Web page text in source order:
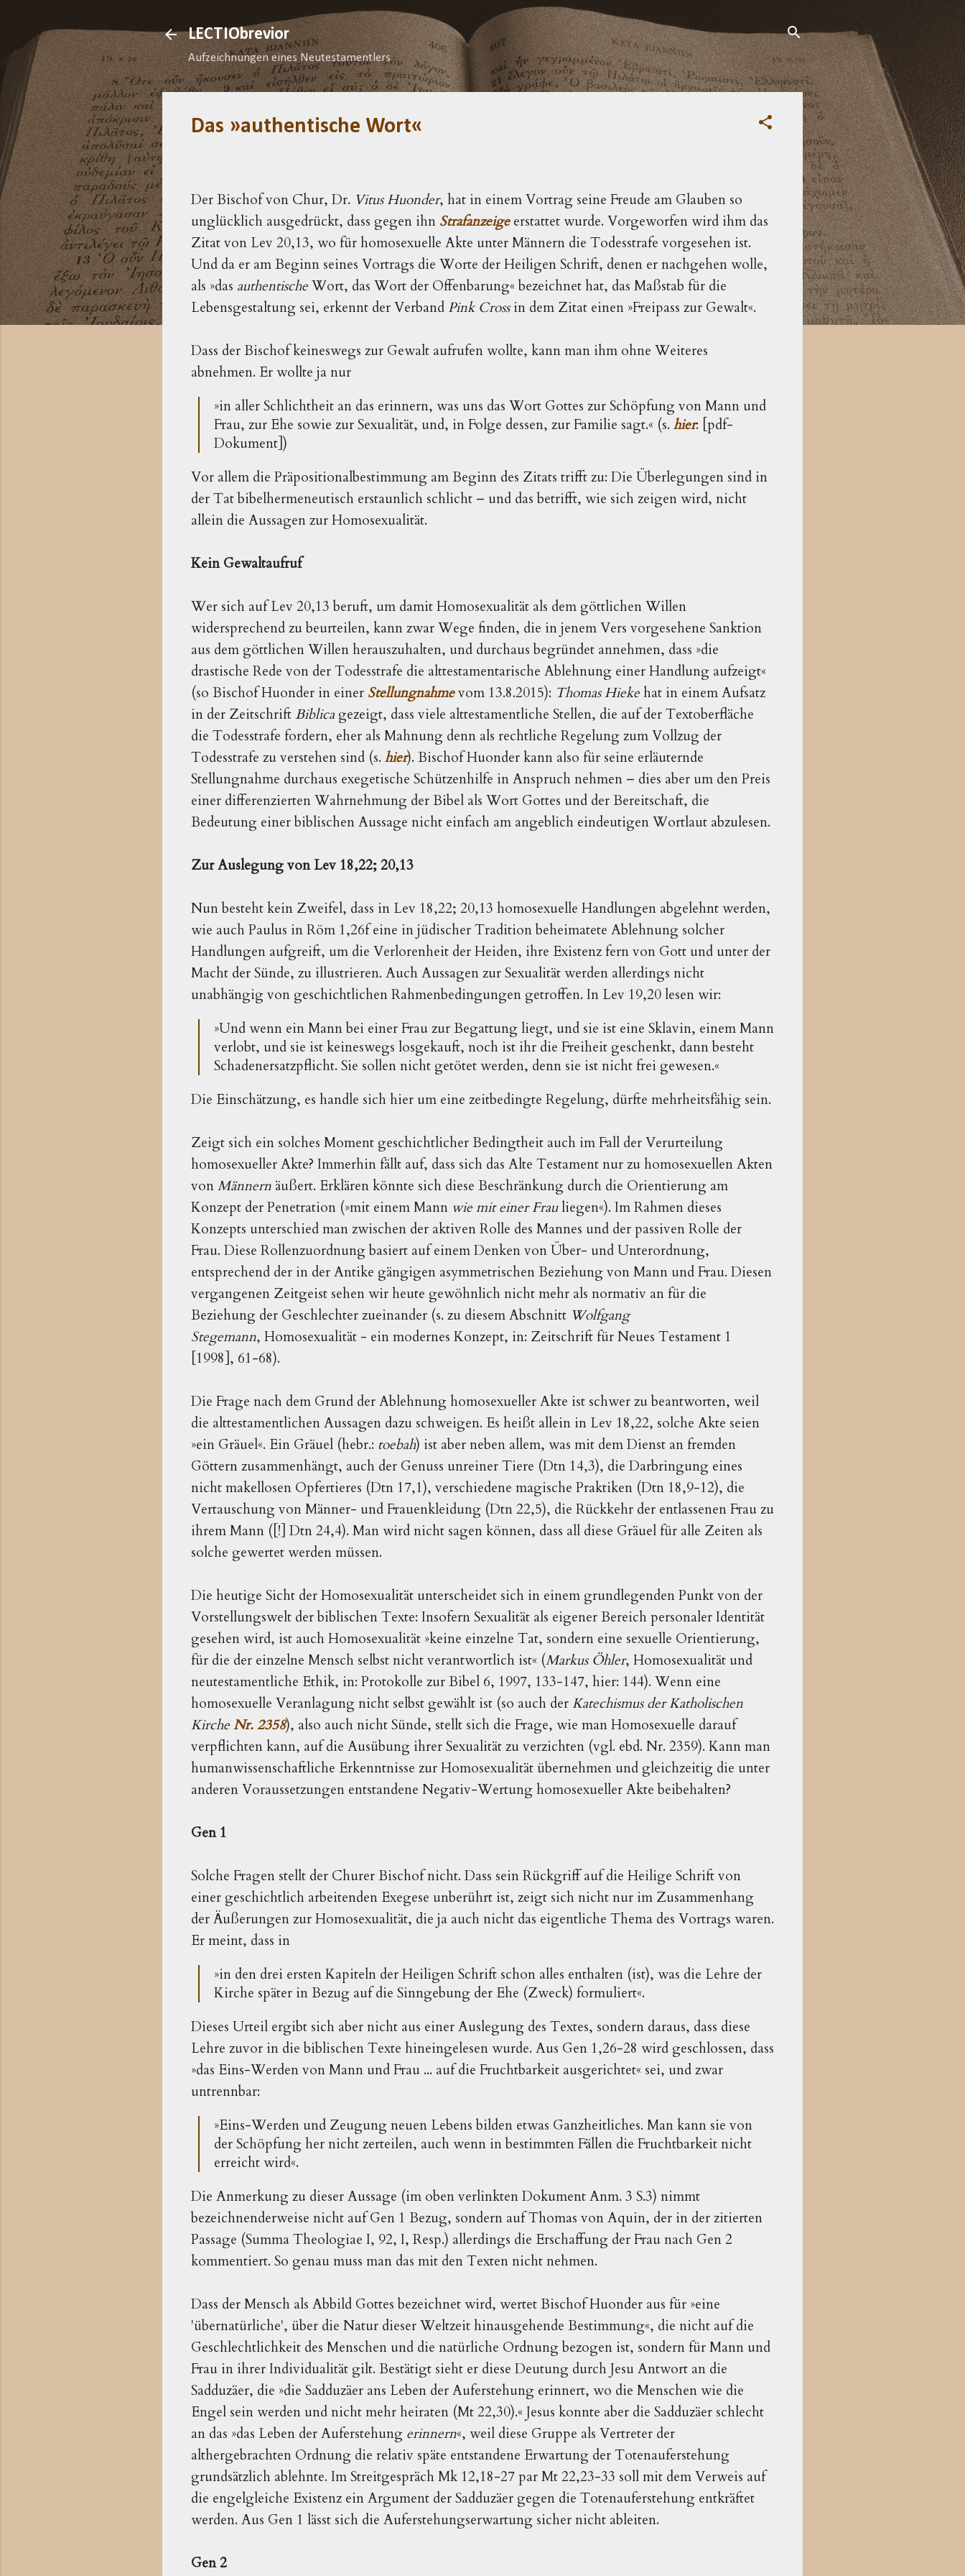
Direkt zum Hauptbereich
LECTIObrevior
Aufzeichnungen eines Neutestamentlers
Das »authentische Wort«
Der Bischof von Chur, Dr. Vitus Huonder, hat in einem Vortrag seine Freude am Glauben so
unglücklich ausgedrückt, dass gegen ihn Strafanzeigeerstattet wurde. Vorgeworfen wird ihm das
Zitat von Lev 20,13, wo für homosexuelle Akte unter Männern die Todesstrafe vorgesehen ist.
Und da er am Beginn seines Vortrags die Worte der Heiligen Schrift, denen er nachgehen wolle,
als »das authentischeWort, das Wort der Offenbarung« bezeichnet hat, das Maßstab für die
Lebensgestaltung sei, erkennt der Verband Pink Crossin dem Zitat einen »Freipass zur Gewalt«.
Dass der Bischof keineswegs zur Gewalt aufrufen wollte, kann man ihm ohne Weiteres
abnehmen. Er wollte ja nur
»in aller Schlichtheit an das erinnern, was uns das Wort Gottes zur Schöpfung von Mann und
Frau, zur Ehe sowie zur Sexualität, und, in Folge dessen, zur Familie sagt.« (s. hier: [pdf-
Dokument])
Vor allem die Präpositionalbestimmung am Beginn des Zitats trifft zu: Die Überlegungen sind in
der Tat bibelhermeneutisch erstaunlich schlicht – und das betrifft, wie sich zeigen wird, nicht
allein die Aussagen zur Homosexualität.
Kein Gewaltaufruf
Wer sich auf Lev 20,13 beruft, um damit Homosexualität als dem göttlichen Willen
widersprechend zu beurteilen, kann zwar Wege finden, die in jenem Vers vorgesehene Sanktion
aus dem göttlichen Willen herauszuhalten, und durchaus begründet annehmen, dass »die
drastische Rede von der Todesstrafe die alttestamentarische Ablehnung einer Handlung aufzeigt«
(so Bischof Huonder in einer Stellungnahmevom 13.8.2015): Thomas Hiekehat in einem Aufsatz
in der ZeitschriftBiblica gezeigt, dass viele alttestamentliche Stellen, die auf der Textoberfläche
die Todesstrafe fordern, eher als Mahnung denn als rechtliche Regelung zum Vollzug der
Todesstrafe zu verstehen sind (s. hier). Bischof Huonder kann also für seine erläuternde
Stellungnahme durchaus exegetische Schützenhilfe in Anspruch nehmen – dies aber um den Preis
einer differenzierten Wahrnehmung der Bibel als Wort Gottes und der Bereitschaft, die
Bedeutung einer biblischen Aussage nicht einfach am angeblich eindeutigen Wortlaut abzulesen.
Zur Auslegung von Lev 18,22; 20,13
Nun besteht kein Zweifel, dass in Lev 18,22; 20,13 homosexuelle Handlungen abgelehnt werden,
wie auch Paulus in Röm 1,26f eine in jüdischer Tradition beheimatete Ablehnung solcher
Handlungen aufgreift, um die Verlorenheit der Heiden, ihre Existenz fern von Gott und unter der
Macht der Sünde, zu illustrieren. Auch Aussagen zur Sexualität werden allerdings nicht
unabhängig von geschichtlichen Rahmenbedingungen getroffen. In Lev 19,20 lesen wir:
»Und wenn ein Mann bei einer Frau zur Begattung liegt, und sie ist eine Sklavin, einem Mann
verlobt, und sie ist keineswegs losgekauft, noch ist ihr die Freiheit geschenkt, dann besteht
Schadenersatzpflicht. Sie sollen nicht getötet werden, denn sie ist nicht frei gewesen.«
Die Einschätzung, es handle sich hier um eine zeitbedingte Regelung, dürfte mehrheitsfähig sein.
Zeigt sich ein solches Moment geschichtlicher Bedingtheit auch im Fall der Verurteilung
homosexueller Akte? Immerhin fällt auf, dass sich das Alte Testament nur zu homosexuellen Akten
vonMännern äußert. Erklären könnte sich diese Beschränkung durch die Orientierung am
Konzept der Penetration (»mit einem Mann wie mit einer Frauliegen«). Im Rahmen dieses
Konzepts unterschied man zwischen der aktiven Rolle des Mannes und der passiven Rolle der
Frau. Diese Rollenzuordnung basiert auf einem Denken von Über- und Unterordnung,
entsprechend der in der Antike gängigen asymmetrischen Beziehung von Mann und Frau. Diesen
vergangenen Zeitgeist sehen wir heute gewöhnlich nicht mehr als normativ an für die
Beziehung der Geschlechter zueinander (s. zu diesem Abschnitt Wolfgang
Stegemann, Homosexualität - ein modernes Konzept, in: Zeitschrift für Neues Testament 1
[1998], 61-68).
Die Frage nach dem Grund der Ablehnung homosexueller Akte ist schwer zu beantworten, weil
die alttestamentlichen Aussagen dazu schweigen. Es heißt allein in Lev 18,22, solche Akte seien
»ein Gräuel«. Ein Gräuel (hebr.: toebah) ist aber neben allem, was mit dem Dienst an fremden
Göttern zusammenhängt, auch der Genuss unreiner Tiere (Dtn 14,3), die Darbringung eines
nicht makellosen Opfertieres (Dtn 17,1), verschiedene magische Praktiken (Dtn 18,9-12), die
Vertauschung von Männer- und Frauenkleidung (Dtn 22,5), die Rückkehr der entlassenen Frau zu
ihrem Mann ([!] Dtn 24,4). Man wird nicht sagen können, dass all diese Gräuel für alle Zeiten als
solche gewertet werden müssen.
Die heutige Sicht der Homosexualität unterscheidet sich in einem grundlegenden Punkt von der
Vorstellungswelt der biblischen Texte: Insofern Sexualität als eigener Bereich personaler Identität
gesehen wird, ist auch Homosexualität »keine einzelne Tat, sondern eine sexuelle Orientierung,
für die der einzelne Mensch selbst nicht verantwortlich ist« (Markus Öhler, Homosexualität und
neutestamentliche Ethik, in: Protokolle zur Bibel 6, 1997, 133-147, hier: 144). Wenn eine
homosexuelle Veranlagung nicht selbst gewählt ist (so auch derKatechismus der Katholischen
KircheNr. 2358), also auch nicht Sünde, stellt sich die Frage, wie man Homosexuelle darauf
verpflichten kann, auf die Ausübung ihrer Sexualität zu verzichten (vgl. ebd. Nr. 2359). Kann man
humanwissenschaftliche Erkenntnisse zur Homosexualität übernehmen und gleichzeitig die unter
anderen Voraussetzungen entstandene Negativ-Wertung homosexueller Akte beibehalten?
Gen 1
Solche Fragen stellt der Churer Bischof nicht. Dass sein Rückgriff auf die Heilige Schrift von
einer geschichtlich arbeitenden Exegese unberührt ist, zeigt sich nicht nur im Zusammenhang
der Äußerungen zur Homosexualität, die ja auch nicht das eigentliche Thema des Vortrags waren.
Er meint, dass in
»in den drei ersten Kapiteln der Heiligen Schrift schon alles enthalten (ist), was die Lehre der
Kirche später in Bezug auf die Sinngebung der Ehe (Zweck) formuliert«.
Dieses Urteil ergibt sich aber nicht aus einer Auslegung des Textes, sondern daraus, dass diese
Lehre zuvor in die biblischen Texte hineingelesen wurde. Aus Gen 1,26-28 wird geschlossen, dass
»das Eins-Werden von Mann und Frau ... auf die Fruchtbarkeit ausgerichtet« sei, und zwar
untrennbar:
»Eins-Werden und Zeugung neuen Lebens bilden etwas Ganzheitliches. Man kann sie von
der Schöpfung her nicht zerteilen, auch wenn in bestimmten Fällen die Fruchtbarkeit nicht
erreicht wird«.
Die Anmerkung zu dieser Aussage (im oben verlinkten Dokument Anm. 3 S.3) nimmt
bezeichnenderweise nicht auf Gen 1 Bezug, sondern auf Thomas von Aquin, der in der zitierten
Passage (Summa Theologiae I, 92, I, Resp.) allerdings die Erschaffung der Frau nach Gen 2
kommentiert. So genau muss man das mit den Texten nicht nehmen.
Dass der Mensch als Abbild Gottes bezeichnet wird, wertet Bischof Huonder aus für »eine
'übernatürliche', über die Natur dieser Weltzeit hinausgehende Bestimmung«, die nicht auf die
Geschlechtlichkeit des Menschen und die natürliche Ordnung bezogen ist, sondern für Mann und
Frau in ihrer Individualität gilt. Bestätigt sieht er diese Deutung durch Jesu Antwort an die
Sadduzäer, die »die Sadduzäer ans Leben der Auferstehung erinnert, wo die Menschen wie die
Engel sein werden und nicht mehr heiraten (Mt 22,30).« Jesus konnte aber die Sadduzäer schlecht
an das »das Leben der Auferstehung erinnern«, weil diese Gruppe als Vertreter der
althergebrachten Ordnung die relativ späte entstandene Erwartung der Totenauferstehung
grundsätzlich ablehnte. Im Streitgespräch Mk 12,18-27 par Mt 22,23-33 soll mit dem Verweis auf
die engelgleiche Existenz ein Argument der Sadduzäer gegen die Totenauferstehung entkräftet
werden. Aus Gen 1 lässt sich die Auferstehungserwartung sicher nicht ableiten.
Gen 2